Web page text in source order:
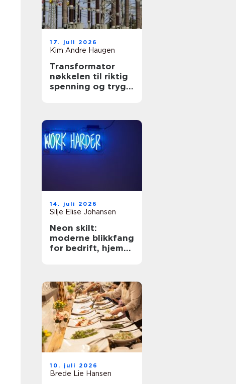
17. juli 2026
Kim Andre Haugen
Transformator
nøkkelen til riktig
spenning og trygg
14. juli 2026
Silje Elise Johansen
Neon skilt:
moderne blikkfang
for bedrift, hjem
10. juli 2026
Brede Lie Hansen